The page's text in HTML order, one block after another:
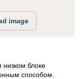
image
низком блоке
способом.